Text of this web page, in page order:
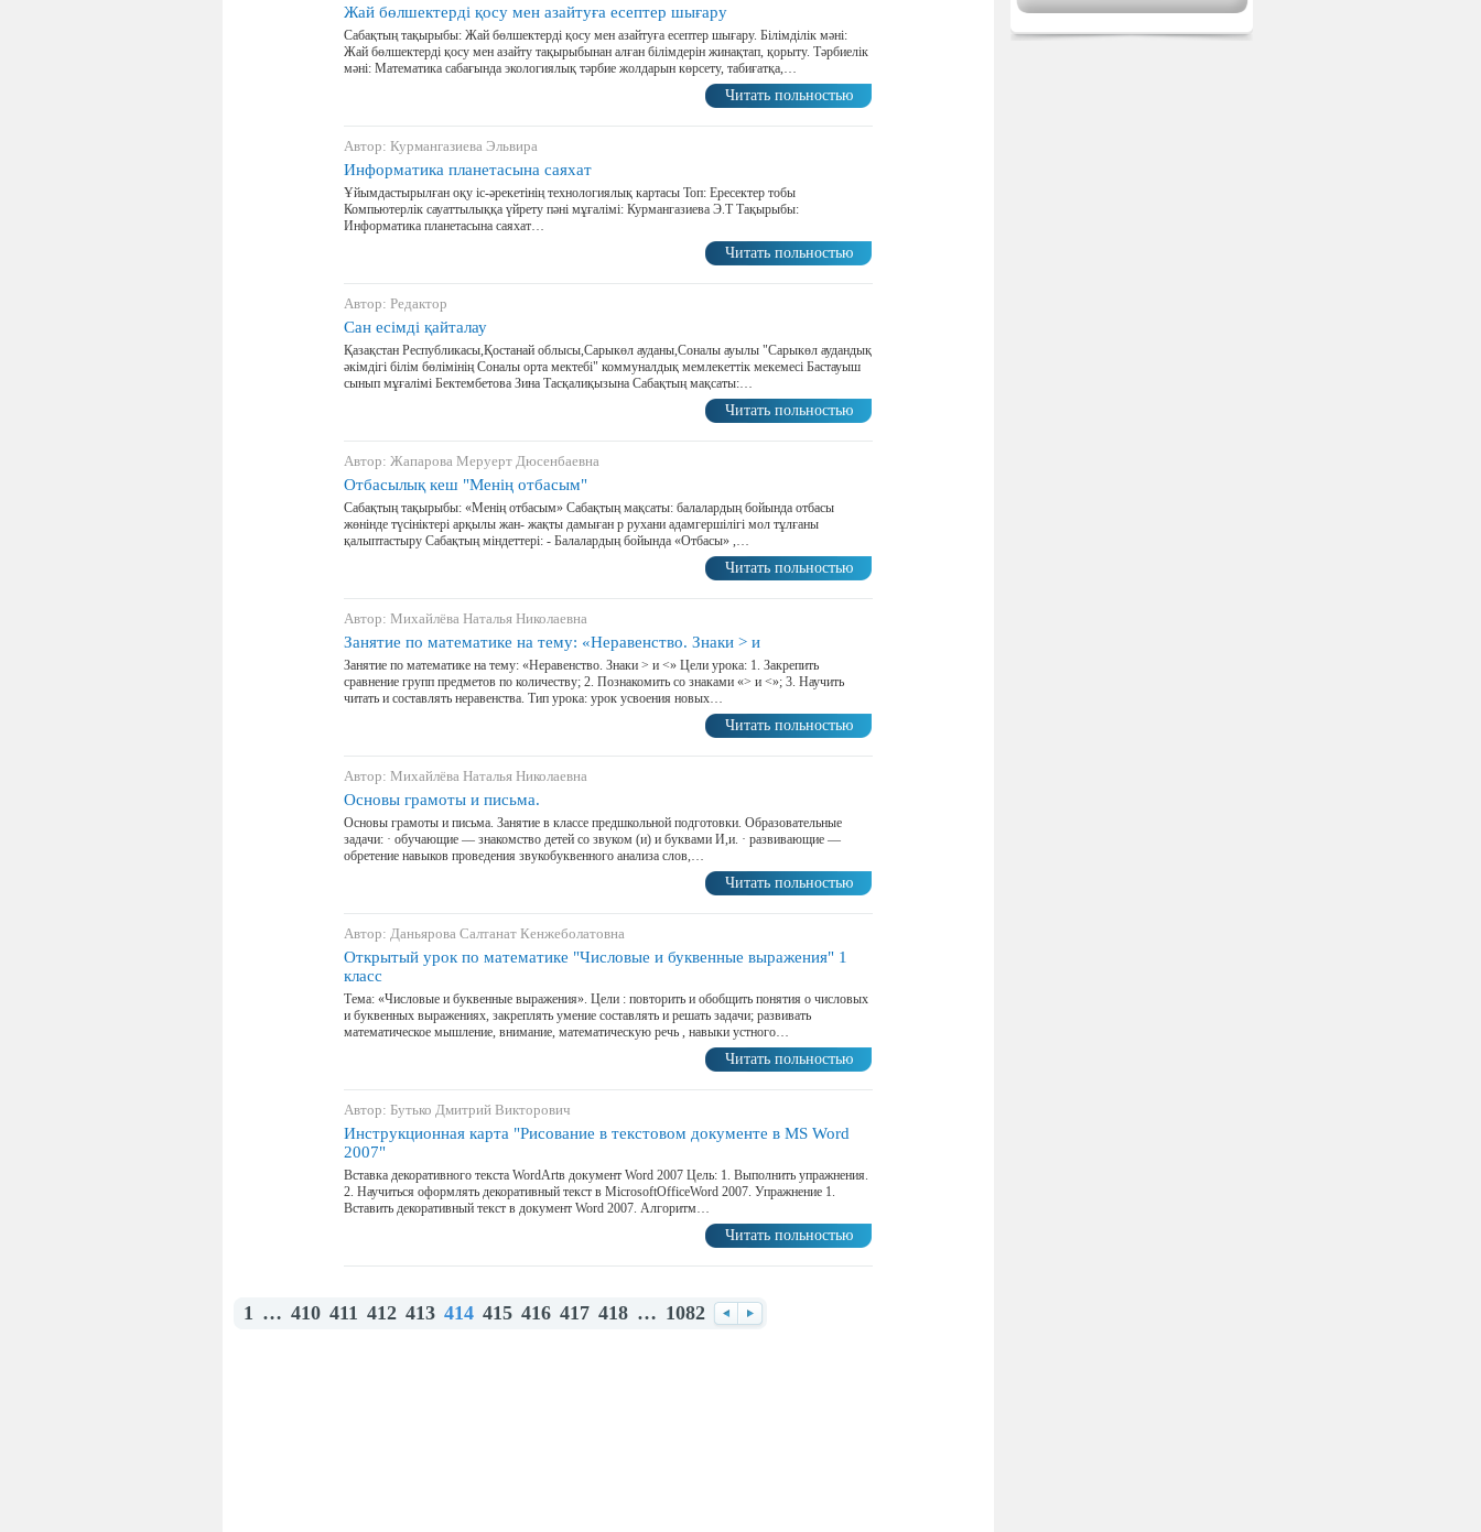
Жай бөлшектерді қосу мен азайтуға есептер шығару
Сабақтың тақырыбы: Жай бөлшектерді қосу мен азайтуға есептер шығару. Білімділік мәні:
Жай бөлшектерді қосу мен азайту тақырыбынан алған білімдерін жинақтап, қорыту. Тәрбиелік
мәні: Математика сабағында экологиялық тәрбие жолдарын көрсету, табиғатқа,…
Читать польностью
Автор: Курмангазиева Эльвира
Информатика планетасына саяхат
Ұйымдастырылған оқу іс-әрекетінің технологиялық картасы Топ: Ересектер тобы
Компьютерлік сауаттылыққа үйрету пәні мұғалімі: Курмангазиева Э.Т Тақырыбы:
Информатика планетасына саяхат…
Читать польностью
Автор: Редактор
Сан есімді қайталау
Қазақстан Республикасы,Қостанай облысы,Сарыкөл ауданы,Соналы ауылы "Сарыкөл аудандық
әкімдігі білім бөлімінің Соналы орта мектебі" коммуналдық мемлекеттік мекемесі Бастауыш
сынып мұғалімі Бектембетова Зина Тасқалиқызына Сабақтың мақсаты:…
Читать польностью
Автор: Жапарова Меруерт Дюсенбаевна
Отбасылық кеш "Менің отбасым"
Сабақтың тақырыбы: «Менің отбасым» Сабақтың мақсаты: балалардың бойында отбасы
жөнінде түсініктері арқылы жан- жақты дамыған р рухани адамгершілігі мол тұлғаны
қалыптастыру Сабақтың міндеттері: - Балалардың бойында «Отбасы» ,…
Читать польностью
Автор: Михайлёва Наталья Николаевна
Занятие по математике на тему: «Неравенство. Знаки > и
Занятие по математике на тему: «Неравенство. Знаки > и <» Цели урока: 1. Закрепить
сравнение групп предметов по количеству; 2. Познакомить со знаками «> и <»; 3. Научить
читать и составлять неравенства. Тип урока: урок усвоения новых…
Читать польностью
Автор: Михайлёва Наталья Николаевна
Основы грамоты и письма.
Основы грамоты и письма. Занятие в классе предшкольной подготовки. Образовательные
задачи: · обучающие — знакомство детей со звуком (и) и буквами И,и. · развивающие —
обретение навыков проведения звукобуквенного анализа слов,…
Читать польностью
Автор: Даньярова Салтанат Кенжеболатовна
Открытый урок по математике "Числовые и буквенные выражения" 1
класс
Тема: «Числовые и буквенные выражения». Цели : повторить и обобщить понятия о числовых
и буквенных выражениях, закреплять умение составлять и решать задачи; развивать
математическое мышление, внимание, математическую речь , навыки устного…
Читать польностью
Автор: Бутько Дмитрий Викторович
Инструкционная карта "Рисование в текстовом документе в MS Word
2007"
Вставка декоративного текста WordArtв документ Word 2007 Цель: 1. Выполнить упражнения.
2. Научиться оформлять декоративный текст в MicrosoftOfficeWord 2007. Упражнение 1.
Вставить декоративный текст в документ Word 2007. Алгоритм…
Читать польностью
1 … 410 411 412 413 414 415 416 417 418 … 1082